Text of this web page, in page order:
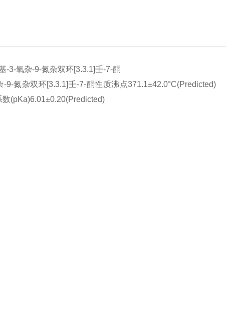
-3-氧杂-9-氮杂双环[3.3.1]壬-7-酮
氮杂双环[3.3.1]壬-7-酮性质沸点371.1±42.0°C(Predicted)
(pKa)6.01±0.20(Predicted)